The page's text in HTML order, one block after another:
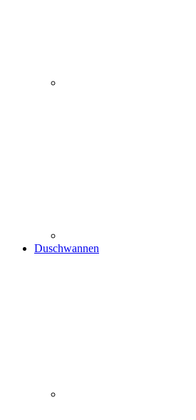
Duschwannen